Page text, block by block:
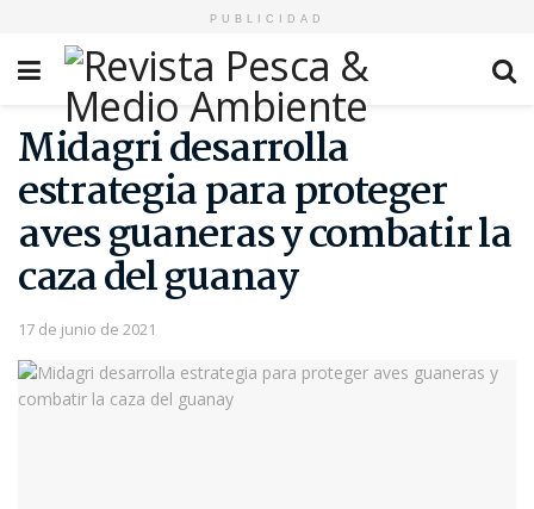
PUBLICIDAD
Midagri desarrolla
estrategia para proteger
aves guaneras y combatir la
caza del guanay
17 de junio de 2021